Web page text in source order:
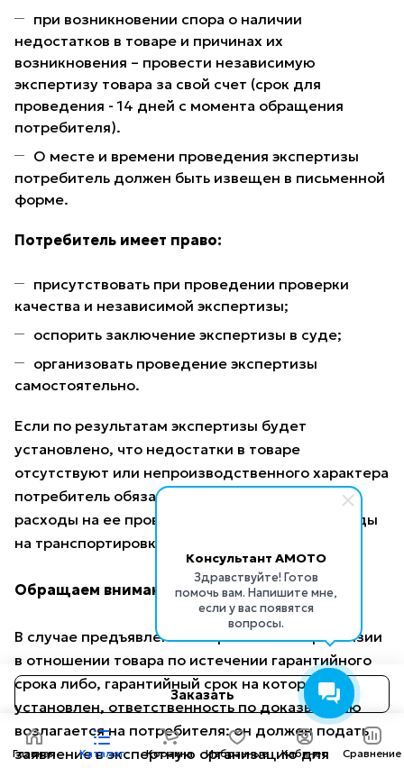
Консультант AMOTO
Здравствуйте! Готов
помочь вам. Напишите мне,
если у вас появятся
вопросы.
Заказать
при возникновении спора о наличии
недостатков в товаре и причинах их
возникновения – провести независимую
экспертизу товара за свой счет (срок для
проведения - 14 дней с момента обращения
потребителя).
О месте и времени проведения экспертизы
потребитель должен быть извещен в письменной
форме.
Потребитель имеет право:
присутствовать при проведении проверки
качества и независимой экспертизы;
оспорить заключение экспертизы в суде;
организовать проведение экспертизы
самостоятельно.
Если по результатам экспертизы будет
установлено, что недостатки в товаре
отсутствуют или непроизводственного характера
потребитель обязан возместить продавцу
расходы на ее проведение (в том числе расходы
на транспортировку товара).
Обращаем внимание!
В случае предъявления потребителем претензии
в отношении товара по истечении гарантийного
срока либо, гарантийный срок на который не
установлен, ответственность по доказыванию
возлагается на потребителя: он должен подать
заявление в экспертную организацию для
Главная Каталог Корзина Избранные Кабинет Сравнение